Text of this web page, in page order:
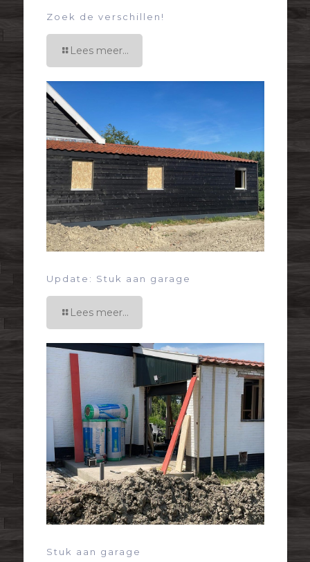
Zoek de verschillen!
Lees meer...
Update: Stuk aan garage
Lees meer...
Stuk aan garage